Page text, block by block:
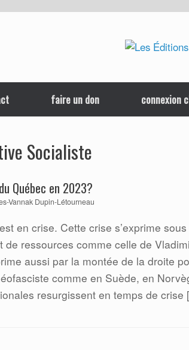
faire un don connexion
Socialiste
Québec en 2023?
Vannak Dupin-Létourneau
en crise. Cette crise s’exprime
de ressources comme celle de
aussi par la montée de la droite
comme en Suède, en
resurgissent en temps de